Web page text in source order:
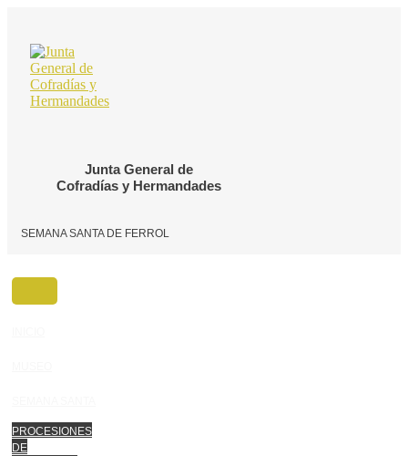
contenido
Junta General de
Cofradías y Hermandades
SEMANA SANTA DE FERROL
PROCESIONES
DE